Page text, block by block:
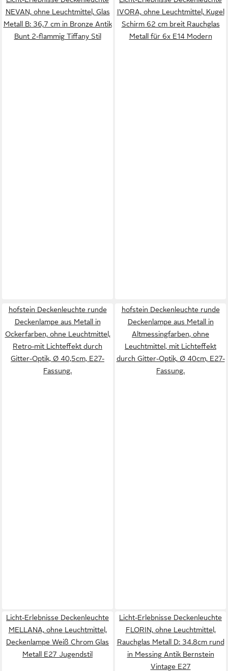
NEVAN, ohne Leuchtmittel, Glas
Metall B: 36,7 cm in Bronze Antik
Bunt 2-flammig Tiffany Stil
IVORA, ohne Leuchtmittel, Kugel
Schirm 62 cm breit Rauchglas
Metall für 6x E14 Modern
hofstein Deckenleuchte runde
Deckenlampe aus Metall in
Ockerfarben, ohne Leuchtmittel,
Retro-mit Lichteffekt durch
Gitter-Optik, Ø 40,5cm, E27-
Fassung.
hofstein Deckenleuchte runde
Deckenlampe aus Metall in
Altmessingfarben, ohne
Leuchtmittel, mit Lichteffekt
durch Gitter-Optik, Ø 40cm, E27-
Fassung.
Licht-Erlebnisse Deckenleuchte
MELLANA, ohne Leuchtmittel,
Deckenlampe Weiß Chrom Glas
Metall E27 Jugendstil
Licht-Erlebnisse Deckenleuchte
FLORIN, ohne Leuchtmittel,
Rauchglas Metall D: 34.8cm rund
in Messing Antik Bernstein
Vintage E27